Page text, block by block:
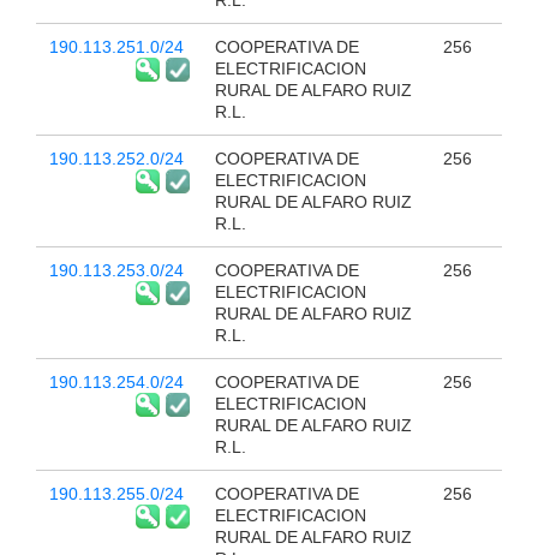
190.113.251.0/24
COOPERATIVA DE
ELECTRIFICACION
RURAL DE ALFARO RUIZ
R.L.
256
190.113.252.0/24
COOPERATIVA DE
ELECTRIFICACION
RURAL DE ALFARO RUIZ
R.L.
256
190.113.253.0/24
COOPERATIVA DE
ELECTRIFICACION
RURAL DE ALFARO RUIZ
R.L.
256
190.113.254.0/24
COOPERATIVA DE
ELECTRIFICACION
RURAL DE ALFARO RUIZ
R.L.
256
190.113.255.0/24
COOPERATIVA DE
ELECTRIFICACION
RURAL DE ALFARO RUIZ
256